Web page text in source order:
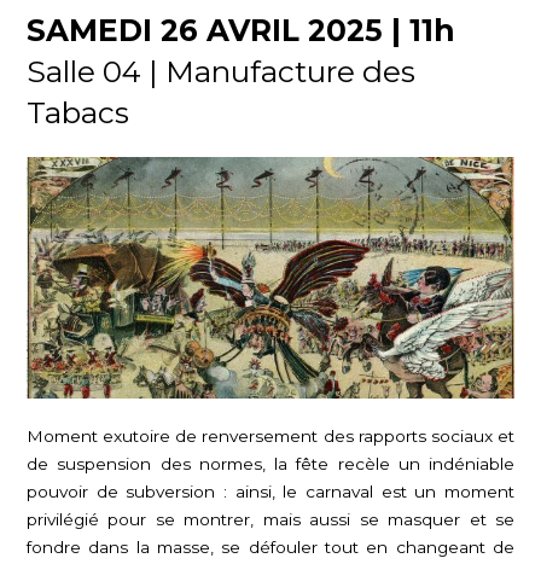
SAMEDI 26 AVRIL 2025 | 11h
Salle 04 | Manufacture des
Tabacs
Moment exutoire de renversement des rapports sociaux et
de suspension des normes, la fête recèle un indéniable
pouvoir de subversion : ainsi, le carnaval est un moment
privilégié pour se montrer, mais aussi se masquer et se
fondre dans la masse, se défouler tout en changeant de